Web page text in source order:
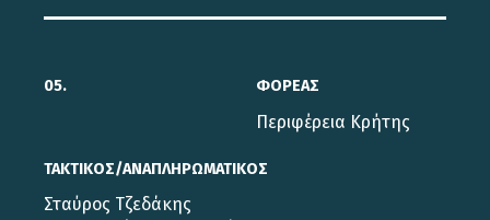
05. ΦΟΡΕΑΣ
Περιφέρεια Κρήτης
ΤΑΚΤΙΚΟΣ/ΑΝΑΠΛΗΡΩΜΑΤΙΚΟΣ
Σταύρος Τζεδάκης